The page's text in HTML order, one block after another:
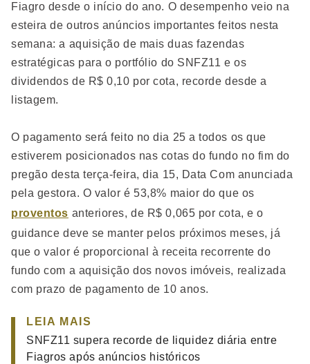
Fiagro desde o início do ano. O desempenho veio na
esteira de outros anúncios importantes feitos nesta
semana: a aquisição de mais duas fazendas
estratégicas para o portfólio do SNFZ11 e os
dividendos de R$ 0,10 por cota, recorde desde a
listagem.
O pagamento será feito no dia 25 a todos os que
estiverem posicionados nas cotas do fundo no fim do
pregão desta terça-feira, dia 15, Data Com anunciada
pela gestora. O valor é 53,8% maior do que os
proventos anteriores, de R$ 0,065 por cota, e o
guidance deve se manter pelos próximos meses, já
que o valor é proporcional à receita recorrente do
fundo com a aquisição dos novos imóveis, realizada
com prazo de pagamento de 10 anos.
LEIA MAIS
SNFZ11 supera recorde de liquidez diária entre
Fiagros após anúncios históricos